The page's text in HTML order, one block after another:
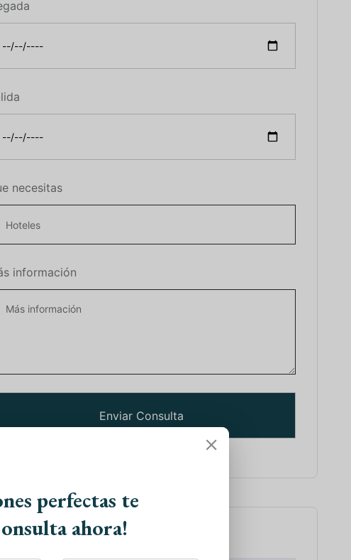
necesitas
información
de Viajes
perfectas te
ahora!